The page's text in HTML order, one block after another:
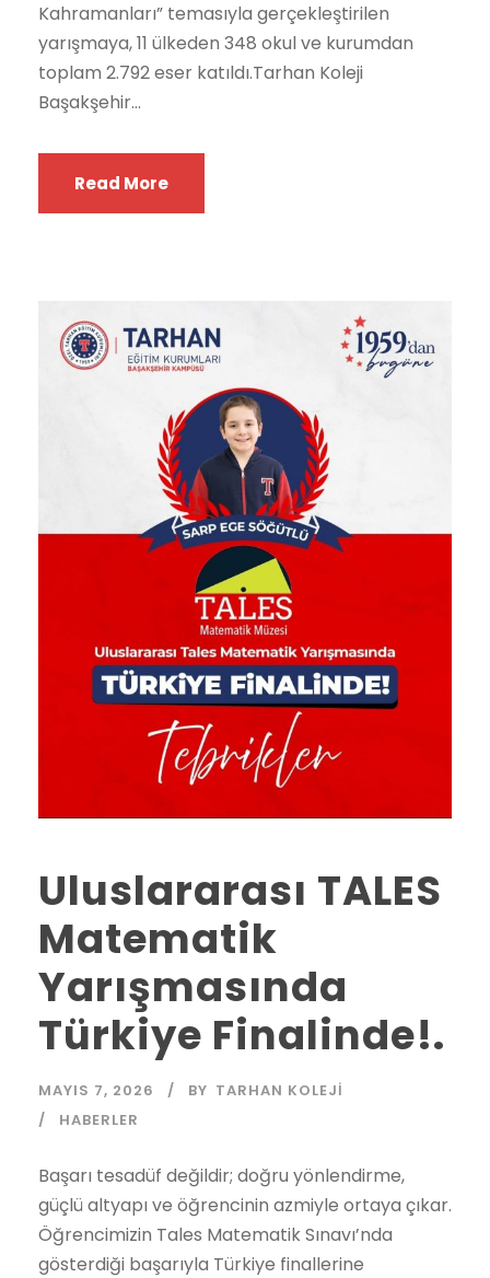
Kahramanları” temasıyla gerçekleştirilen
yarışmaya, 11 ülkeden 348 okul ve kurumdan
toplam 2.792 eser katıldı.Tarhan Koleji
Başakşehir...
Read More
Uluslararası TALES
Matematik
Yarışmasında
Türkiye Finalinde!.
MAYIS 7, 2026 BY TARHAN KOLEJI
HABERLER
Başarı tesadüf değildir; doğru yönlendirme,
güçlü altyapı ve öğrencinin azmiyle ortaya çıkar.
Öğrencimizin Tales Matematik Sınavı’nda
gösterdiği başarıyla Türkiye finallerine